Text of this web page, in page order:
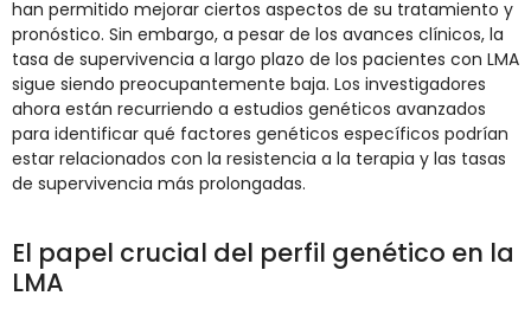
han permitido mejorar ciertos aspectos de su tratamiento y
pronóstico. Sin embargo, a pesar de los avances clínicos, la
tasa de supervivencia a largo plazo de los pacientes con LMA
sigue siendo preocupantemente baja. Los investigadores
ahora están recurriendo a estudios genéticos avanzados
para identificar qué factores genéticos específicos podrían
estar relacionados con la resistencia a la terapia y las tasas
de supervivencia más prolongadas.
El papel crucial del perfil genético en la
LMA